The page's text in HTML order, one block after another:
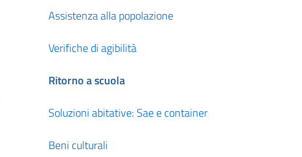
Assistenza alla popolazione
Verifiche di agibilità
Ritorno a scuola
Soluzioni abitative: Sae e container
Beni culturali